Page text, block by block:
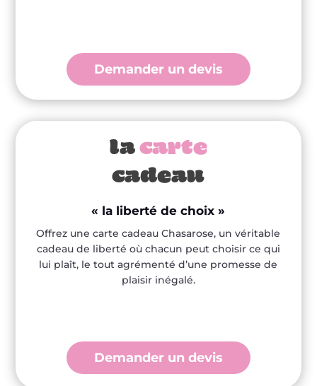
Demander un devis
lacarte
cadeau
« la liberté de choix »
Offrez une carte cadeau Chasarose, un véritable
cadeau de liberté où chacun peut choisir ce qui
lui plaît, le tout agrémenté d’une promesse de
plaisir inégalé.
Demander un devis